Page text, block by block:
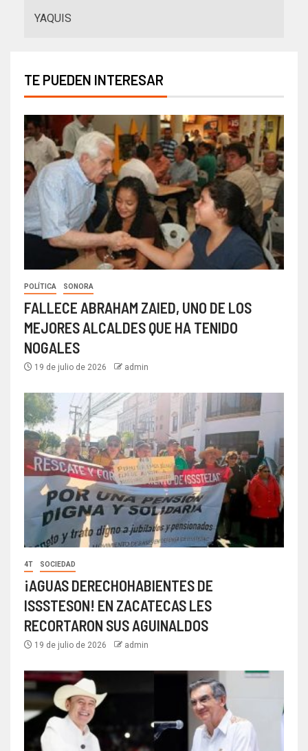
YAQUIS
TE PUEDEN INTERESAR
POLÍTICA SONORA
FALLECE ABRAHAM ZAIED, UNO DE LOS
MEJORES ALCALDES QUE HA TENIDO
NOGALES
19 de julio de 2026 admin
4T SOCIEDAD
¡AGUAS DERECHOHABIENTES DE
ISSSTESON! EN ZACATECAS LES
RECORTARON SUS AGUINALDOS
19 de julio de 2026 admin